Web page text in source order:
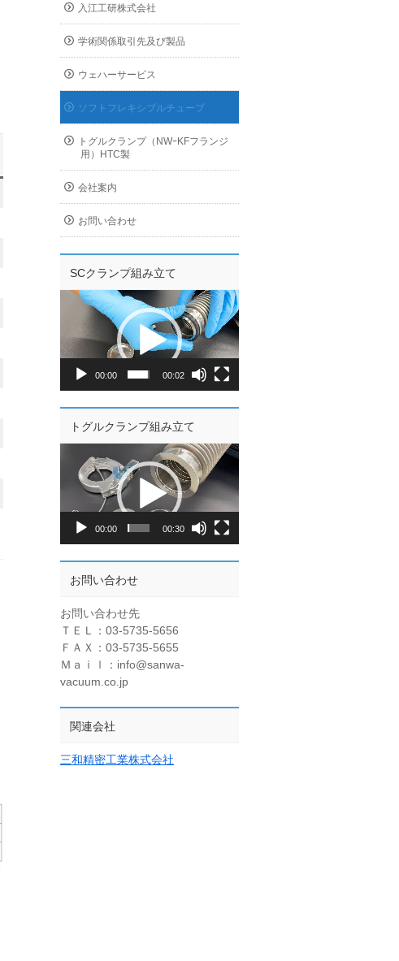
入江工研株式会社
学術関係取引先及び製品
ウェハーサービス
ソフトフレキシブルチューブ
トグルクランプ（NWｰKFフランジ
用）HTC製
会社案内
お問い合わせ
SCクランプ組み立て
レ
00:00 00:02
トグルクランプ組み立て
00:00 00:30
お問い合わせ
お問い合わせ先
ＴＥＬ：03-5735-5656
ＦＡＸ：03-5735-5655
Ｍａｉｌ：info@sanwa-
vacuum.co.jp
関連会社
三和精密工業株式会社